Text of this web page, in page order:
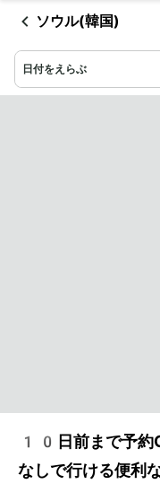
ソウル(韓国)
日付をえらぶ
10日前まで予約
なしで行ける便利